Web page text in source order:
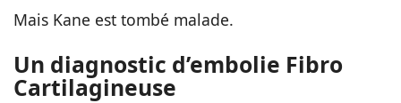
Mais Kane est tombé malade.
Un diagnostic d’embolie Fibro
Cartilagineuse